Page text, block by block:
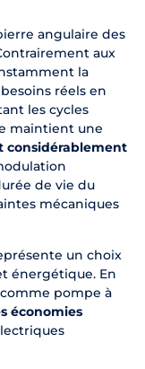
angulaire des
aux
la
réels en
les cycles
maintient une
considérablement
de vie du
mécaniques
un choix
énergétique. En
pompe à
économies